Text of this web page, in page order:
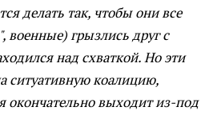
делать так, чтобы они все
военные) грызлись друг с
над схваткой. Но эти
ситуативную коалицию,
окончательно выходит из-под